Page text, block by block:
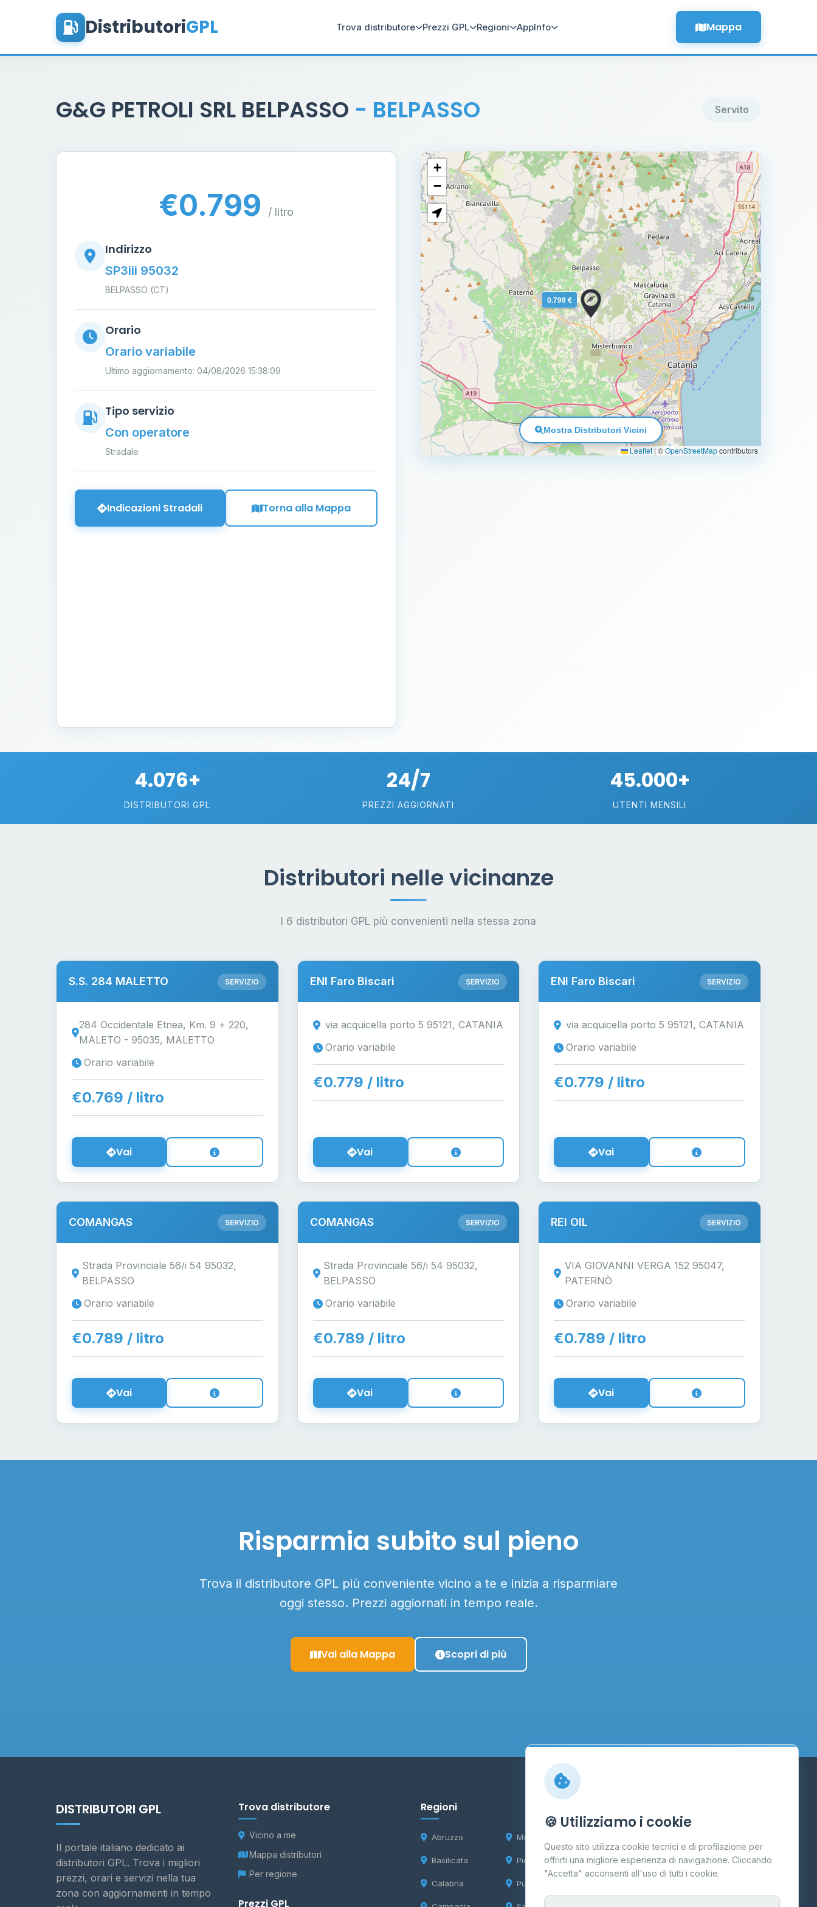
DistributoriGPL Trova distributore Prezzi GPL Regioni AppInfo Mappa
G&G PETROLI SRL BELPASSO - BELPASSO Servito
€0.799 / litro
Indirizzo
SP3iii 95032
BELPASSO (CT)
Orario
Orario variabile
Ultimo aggiornamento: 04/08/2026 15:38:09
Tipo servizio
Con operatore
Stradale
Indicazioni Stradali Torna alla Mappa
0.799 €
+
−
Leaflet | ©OpenStreetMapcontributors
Mostra Distributori Vicini
4.076+
DISTRIBUTORI GPL
24/7
PREZZI AGGIORNATI
45.000+
UTENTI MENSILI
Distributori nelle vicinanze
I 6 distributori GPL più convenienti nella stessa zona
S.S. 284 MALETTO SERVIZIO
284 Occidentale Etnea, Km. 9 + 220,
MALETO - 95035, MALETTO
Orario variabile
€0.769 / litro
Vai
ENI Faro Biscari SERVIZIO
via acquicella porto 5 95121, CATANIA
Orario variabile
€0.779 / litro
Vai
ENI Faro Biscari SERVIZIO
via acquicella porto 5 95121, CATANIA
Orario variabile
€0.779 / litro
Vai
COMANGAS SERVIZIO
Strada Provinciale 56/i 54 95032,
BELPASSO
Orario variabile
€0.789 / litro
Vai
COMANGAS SERVIZIO
Strada Provinciale 56/i 54 95032,
BELPASSO
Orario variabile
€0.789 / litro
Vai
REI OIL SERVIZIO
VIA GIOVANNI VERGA 152 95047,
PATERNÒ
Orario variabile
€0.789 / litro
Vai
Risparmia subito sul pieno
Trova il distributore GPL più conveniente vicino a te e inizia a risparmiare
oggi stesso. Prezzi aggiornati in tempo reale.
Vai alla Mappa Scopri di più
DISTRIBUTORI GPL
Il portale italiano dedicato ai
distributori GPL. Trova i migliori
prezzi, orari e servizi nella tua
zona con aggiornamenti in tempo
Trova distributore
Vicino a me
Mappa distributori
Per regione
Prezzi GPL
Regioni
Abruzzo
Basilicata
Calabria
Molise
Piemonte
Puglia
Contatti
Per gestori
🍪 Utilizziamo i cookie
Questo sito utilizza cookie tecnici e di profilazione per
offrirti una migliore esperienza di navigazione. Cliccando
"Accetta" acconsenti all'uso di tutti i cookie.